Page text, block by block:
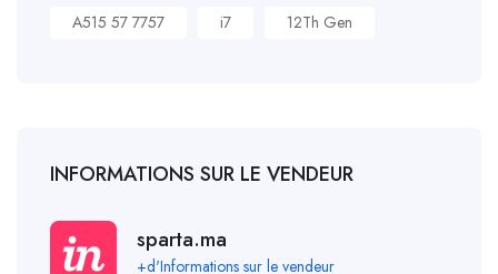
A515 57 7757
i7 12Th Gen
INFORMATIONS SUR LE VENDEUR
sparta.ma
+d'Informations sur le vendeur